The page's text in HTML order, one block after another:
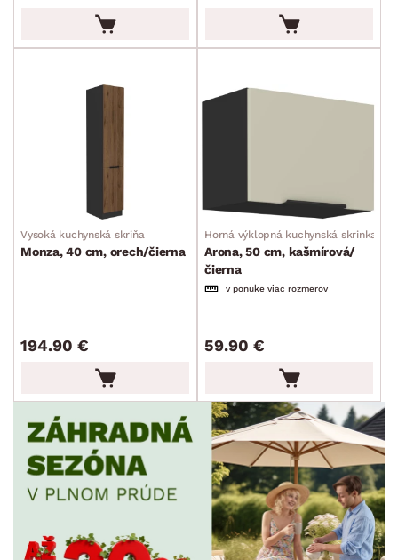
cm
min. cm
POVRCHOVÁ ÚPRAVA
ZPÔSOB PREVEDENIA
MIESTNOSŤ
PET FRIENDLY
SKLADOVOSŤ
Vysoká kuchynská skriňa
Monza, 40 cm, orech/čierna
194.90 €
Horná výklopná kuchynská skrinka
Arona, 50 cm, kašmírová/
čierna
v ponuke viac rozmerov
59.90 €